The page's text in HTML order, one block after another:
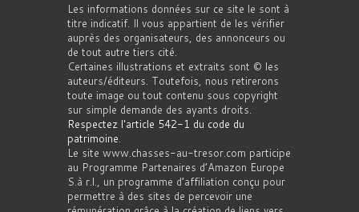
Les informations données sur ce site le sont à
titre indicatif. Il vous appartient de les vérifier
auprès des organisateurs, des annonceurs ou
de tout autre tiers cité.
Certaines illustrations et extraits sont © les
auteurs/éditeurs. Toutefois, nous retirerons
toute image ou tout contenu sous copyright
sur simple demande des ayants droits.
Respectez l'article 542-1 du code du
patrimoine.
Le site www.chasses-au-tresor.com participe
au Programme Partenaires d’Amazon Europe
S.à r.l., un programme d’affiliation conçu pour
permettre à des sites de percevoir une